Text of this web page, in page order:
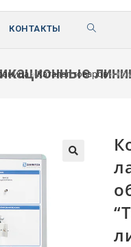
КОНТАКТЫ
»Каталог товаров»